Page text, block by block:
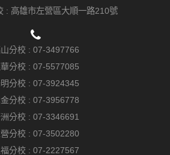
: 高雄市左營區大順一路210號
分校 : 07-3497766
分校 : 07-5577085
分校 : 07-3924345
分校 : 07-3956778
分校 : 07-3346691
分校 : 07-3502280
分校 : 07-2227567